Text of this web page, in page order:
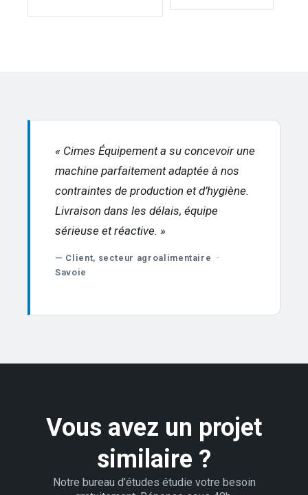
« Cimes Équipement a su concevoir une
machine parfaitement adaptée à nos
contraintes de production et d’hygiène.
Livraison dans les délais, équipe
sérieuse et réactive. »
— Client, secteur agroalimentaire ·
Savoie
Vous avez un projet
similaire ?
Notre bureau d’études étudie votre besoin